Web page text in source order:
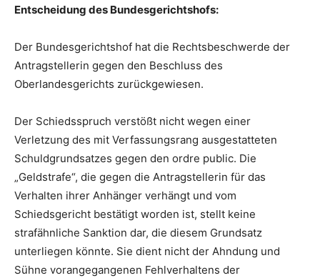
Entscheidung des Bundesgerichtshofs:
Der Bundesgerichtshof hat die Rechtsbeschwerde der
Antragstellerin gegen den Beschluss des
Oberlandesgerichts zurückgewiesen.
Der Schiedsspruch verstößt nicht wegen einer
Verletzung des mit Verfassungsrang ausgestatteten
Schuldgrundsatzes gegen den ordre public. Die
„Geldstrafe“, die gegen die Antragstellerin für das
Verhalten ihrer Anhänger verhängt und vom
Schiedsgericht bestätigt worden ist, stellt keine
strafähnliche Sanktion dar, die diesem Grundsatz
unterliegen könnte. Sie dient nicht der Ahndung und
Sühne vorangegangenen Fehlverhaltens der